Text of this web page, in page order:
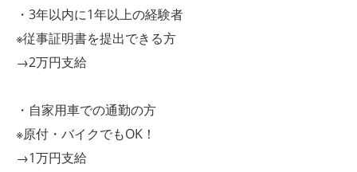
・3年以内に1年以上の経験者
※従事証明書を提出できる方
→2万円支給
・自家用車での通勤の方
※原付・バイクでもOK！
→1万円支給